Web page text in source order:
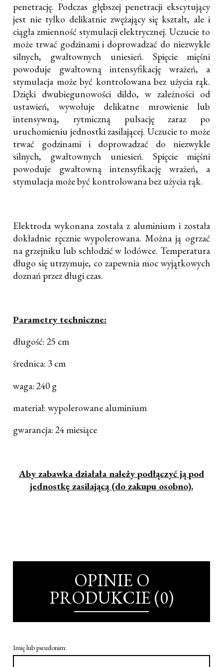
penetrację. Podczas głębszej penetracji ekscytujący
jest nie tylko delikatnie zwężający się kształt, ale i
ciągła zmienność stymulacji elektrycznej. Uczucie to
może trwać godzinami i doprowadzać do niezwykle
silnych, gwałtownych uniesień. Spięcie mięśni
powoduje gwałtowną intensyfikację wrażeń, a
stymulacja może być kontrolowana bez użycia rąk.
Dzięki dwubiegunowości dildo, w zależności od
ustawień, wywołuje delikatne mrowienie lub
intensywną, rytmiczną pulsację zaraz po
uruchomieniu jednostki zasilającej. Uczucie to może
trwać godzinami i doprowadzać do niezwykle
silnych, gwałtownych uniesień. Spięcie mięśni
powoduje gwałtowną intensyfikację wrażeń, a
stymulacja może być kontrolowana bez użycia rąk.
Elektroda wykonana została z aluminium i została
dokładnie ręcznie wypolerowana. Można ją ogrzać
na grzejniku lub schłodzić w lodówce. Temperatura
długo się utrzymuje, co zapewnia moc wyjątkowych
doznań przez długi czas.
Parametry techniczne:
długość: 25 cm
średnica: 3 cm
waga: 240 g
materiał: wypolerowane aluminium
gwarancja: 24 miesiące
Aby zabawka działała należy podłączyć ją pod
jednostkę zasilającą (do zakupu osobno).
OPINIE O
PRODUKCIE (0)
Imię lub pseudonim: